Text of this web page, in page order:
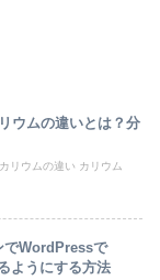
ウムの違いとは？分
リウムの違い カリウム
でWordPressで
ようにする方法